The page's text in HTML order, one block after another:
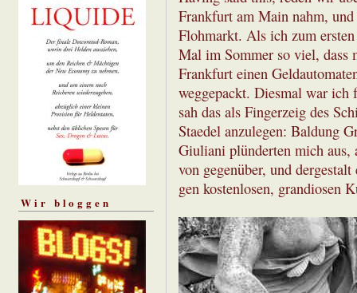
Wir bloggen
Frankfurt am Main nahm,
Flohmarkt. Als ich zum
Mal im Sommer so viel, dass
Frankfurt einen
weggepackt. Diesmal war
sah das als Fingerzeig des
Staedel anzulegen: Baldung
Giuliani plünderten mich aus,
von gegenüber, und
gen kostenlosen, grandiosen